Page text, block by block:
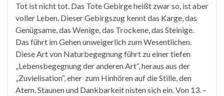
Tot ist nicht tot. Das Tote Gebirge heißt zwar so, ist aber
voller Leben. Dieser Gebirgszug kennt das Karge, das
Genügsame, das Wenige, das Trockene, das Steinige.
Das führt im Gehen unweigerlich zum Wesentlichen.
Diese Art von Naturbegegnung führt zu einer tiefen
„Lebensbegegnung der anderen Art“, heraus aus der
„Zuvielisation“, eher zum Hinhören auf die Stille, den
Atem. Staunen und Dankbarkeit nisten sich ein. Von 13. –